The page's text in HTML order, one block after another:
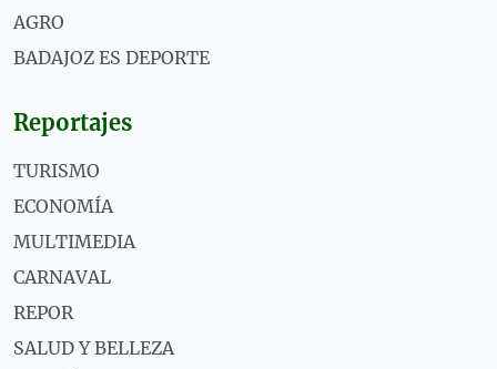
AGRO
BADAJOZ ES DEPORTE
Reportajes
TURISMO
ECONOMÍA
MULTIMEDIA
CARNAVAL
REPOR
SALUD Y BELLEZA